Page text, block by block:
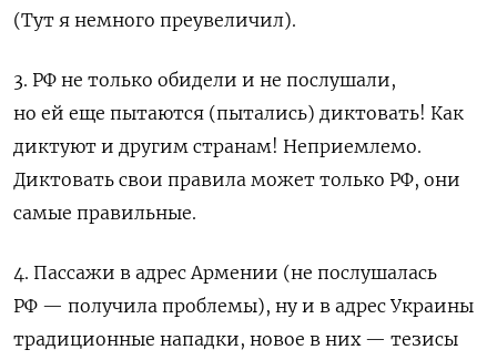
(Тут я немного преувеличил).
3. РФ не только обидели и не послушали,
но ей еще пытаются (пытались) диктовать! Как
диктуют и другим странам! Неприемлемо.
Диктовать свои правила может только РФ, они
самые правильные.
4. Пассажи в адрес Армении (не послушалась
РФ — получила проблемы), ну и в адрес Украины
традиционные нападки, новое в них — тезисы